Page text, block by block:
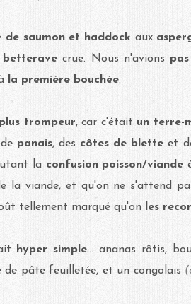
saumon et haddock aux
betteravecrue. Nous n'avions
la première bouchée.
trompeur, car c'était un terre-
panais, des côtes de blette et
la confusion poisson/viande
la viande, et qu'on ne s'attend
tellement marqué qu'on
les
hyper simple... ananas rôtis,
de pâte feuilletée, et un congolais